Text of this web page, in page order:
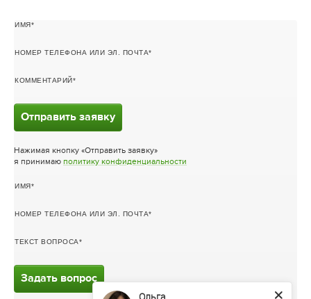
ИМЯ
НОМЕР ТЕЛЕФОНА ИЛИ ЭЛ. ПОЧТА
КОММЕНТАРИЙ
Отправить заявку
Нажимая кнопку «Отправить заявку»
я принимаю политику конфиденциальности
ИМЯ
НОМЕР ТЕЛЕФОНА ИЛИ ЭЛ. ПОЧТА
ТЕКСТ ВОПРОСА
Задать вопрос